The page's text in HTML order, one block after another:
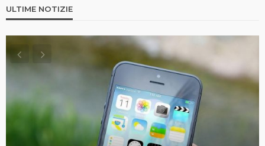
ULTIME NOTIZIE